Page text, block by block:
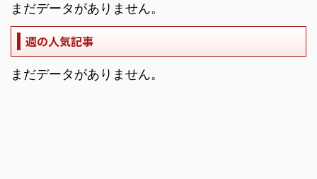
まだデータがありません。
週の人気記事
まだデータがありません。